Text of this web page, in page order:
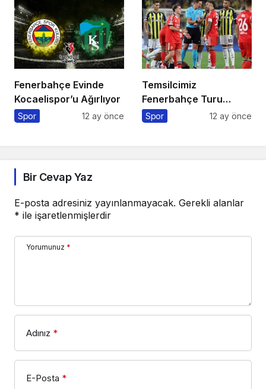
Fenerbahçe Evinde
Kocaelispor’u Ağırlıyor
Spor 12 ay önce
Temsilcimiz
Fenerbahçe Turu
Portekiz’e Bıraktı
Spor 12 ay önce
Bir Cevap Yaz
E-posta adresiniz yayınlanmayacak. Gerekli alanlar
* ile işaretlenmişlerdir
Yorumunuz *
Adınız *
E-Posta *